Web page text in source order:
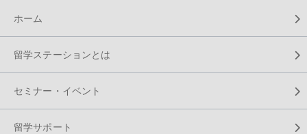
ホーム
留学ステーションとは
セミナー・イベント
留学サポート